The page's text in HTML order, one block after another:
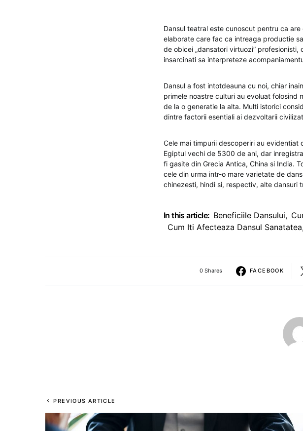
Dansul teatral este cunoscut pentru ca
elaborate care fac ca intreaga productie
de obicei „dansatori virtuozi”
insarcinati sa interpreteze
Dansul a fost intotdeauna cu noi, chiar
primele noastre culturi au evoluat
de la o generatie la alta. Multi istorici
dintre factorii esentiali ai dezvoltarii
Cele mai timpurii descoperiri au
Egiptul vechi de 5300 de ani, dar
fi gasite din Grecia Antica, China si India.
cele din urma intr-o mare varietate de
chinezesti, hindi si, respectiv, alte dansuri
In this article: Beneficiile Dansului,
Cum Iti Afecteaza Dansul Sanatatea
0 Shares FACEBOOK
PREVIOUS ARTICLE